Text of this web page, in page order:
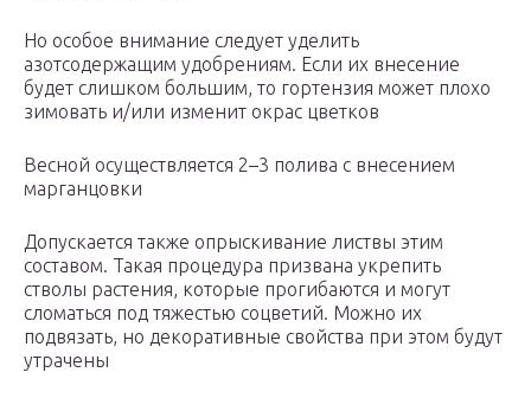
Но особое внимание следует уделить
азотсодержащим удобрениям. Если их внесение
будет слишком большим, то гортензия может плохо
зимовать и/или изменит окрас цветков
Весной осуществляется 2–3 полива с внесением
марганцовки
Допускается также опрыскивание листвы этим
составом. Такая процедура призвана укрепить
стволы растения, которые прогибаются и могут
сломаться под тяжестью соцветий. Можно их
подвязать, но декоративные свойства при этом будут
утрачены